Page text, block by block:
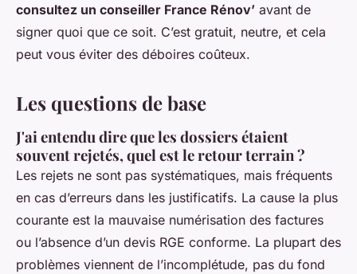
consultez un conseiller France Rénov’ avant de
signer quoi que ce soit. C’est gratuit, neutre, et cela
peut vous éviter des déboires coûteux.
Les questions de base
J'ai entendu dire que les dossiers étaient
souvent rejetés, quel est le retour terrain ?
Les rejets ne sont pas systématiques, mais fréquents
en cas d’erreurs dans les justificatifs. La cause la plus
courante est la mauvaise numérisation des factures
ou l’absence d’un devis RGE conforme. La plupart des
problèmes viennent de l’incomplétude, pas du fond